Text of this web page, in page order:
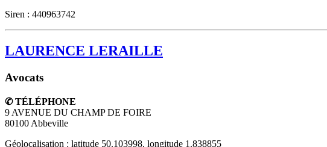
Siren : 440963742
LAURENCE LERAILLE
Avocats
✆ TÉLÉPHONE
9 AVENUE DU CHAMP DE FOIRE
80100 Abbeville
Géolocalisation : latitude 50.103998, longitude 1.838855